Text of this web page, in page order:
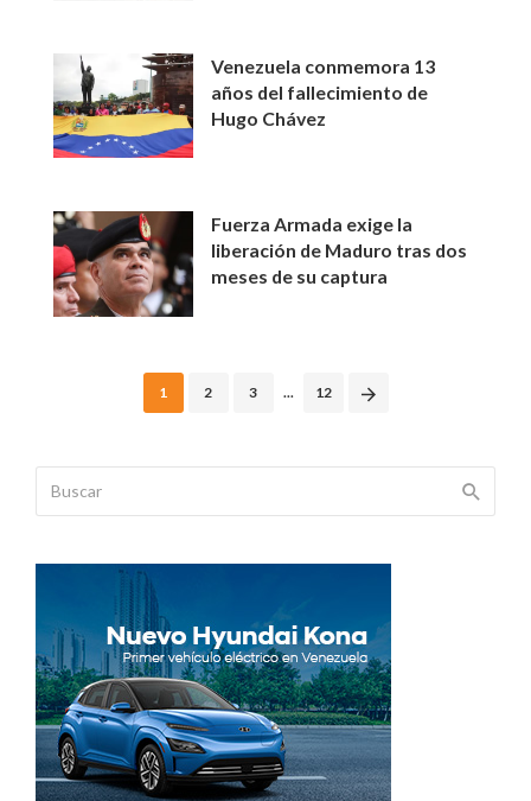
Venezuela conmemora 13
años del fallecimiento de
Hugo Chávez
Fuerza Armada exige la
liberación de Maduro tras dos
meses de su captura
1 2 3 ... 12